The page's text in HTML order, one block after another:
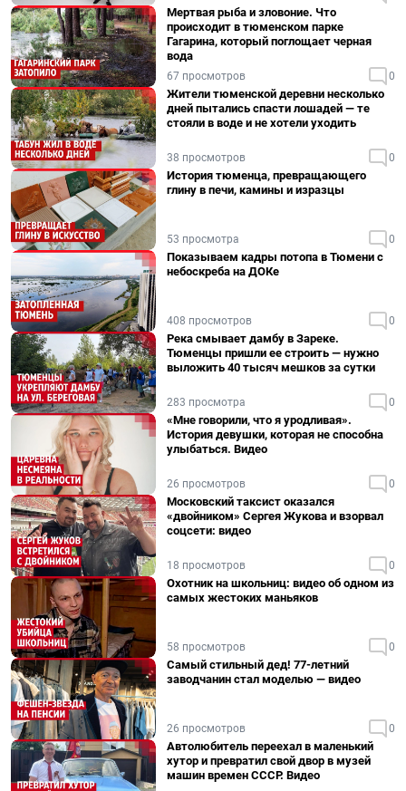
Мертвая рыба и зловоние. Что
происходит в тюменском парке
Гагарина, который поглощает черная
вода
67 просмотров 0
Жители тюменской деревни несколько
дней пытались спасти лошадей — те
стояли в воде и не хотели уходить
38 просмотров 0
История тюменца, превращающего
глину в печи, камины и изразцы
53 просмотра 0
Показываем кадры потопа в Тюмени с
небоскреба на ДОКе
408 просмотров 0
Река смывает дамбу в Зареке.
Тюменцы пришли ее строить — нужно
выложить 40 тысяч мешков за сутки
283 просмотра 0
«Мне говорили, что я уродливая».
История девушки, которая не способна
улыбаться. Видео
26 просмотров 0
Московский таксист оказался
«двойником» Сергея Жукова и взорвал
соцсети: видео
18 просмотров 0
Охотник на школьниц: видео об одном из
самых жестоких маньяков
58 просмотров 0
Самый стильный дед! 77-летний
заводчанин стал моделью — видео
26 просмотров 0
Автолюбитель переехал в маленький
хутор и превратил свой двор в музей
машин времен СССР. Видео